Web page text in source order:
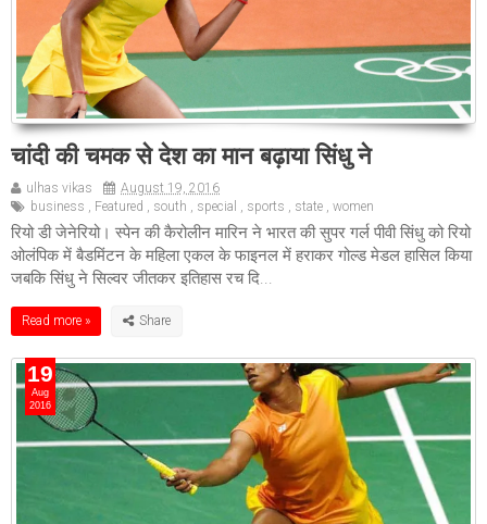
चांदी की चमक से देश का मान बढ़ाया सिंधु ने
ulhas vikas
August 19, 2016
business
Featured south special sports state women
रियो डी जेनेरियो। स्‍पेन की कैरोलीन मारिन ने भारत की सुपर गर्ल पीवी सिंधु को रियो
ओलंपिक में बैडमिंटन के महिला एकल के फाइनल में हराकर गोल्ड मेडल हासिल किया
जबकि सिंधु ने सिल्वर जीतकर इतिहास रच दि...
Read more »
19
Aug
2016